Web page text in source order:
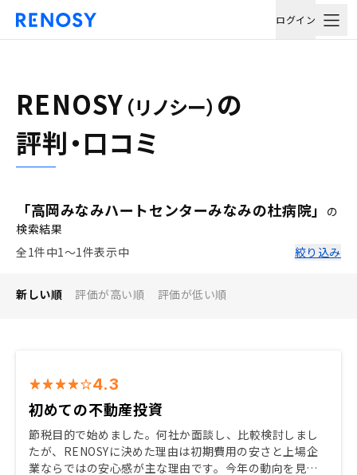
ログイン
RENOSY （リノシー） の
評判・口コミ
「高岡みなみハートセンターみなみの杜病院」
の
検索結果
全1件中1〜1件表示中
絞り込み
新しい順 評価が高い順 評価が低い順
4.3
初めての不動産投資
節税目的で始めました。何社か面談し、比較検討しまし
たが、RENOSYに決めた理由は初期費用の安さと上場企
業ならではの安心感が主な理由です。今年の動向を見て